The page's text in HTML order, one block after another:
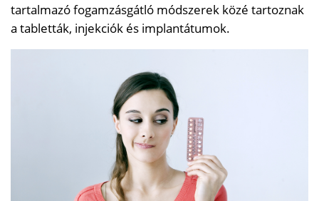
tartalmazó fogamzásgátló módszerek közé tartoznak
a tabletták, injekciók és implantátumok.